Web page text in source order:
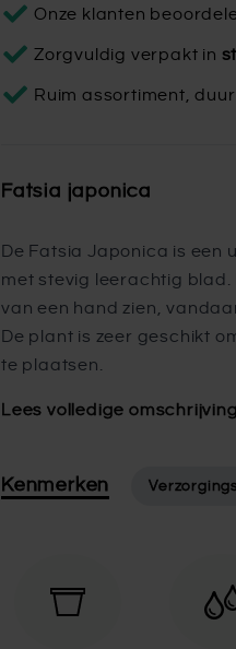
Onze klanten
Zorgvuldig verpakt in
Ruim assortiment,
Fatsia japonica
De Fatsia Japonica is een
met stevig leerachtig blad.
van een hand zien,
De plant is zeer geschikt
te plaatsen.
Lees volledige omschrijving
Kenmerken